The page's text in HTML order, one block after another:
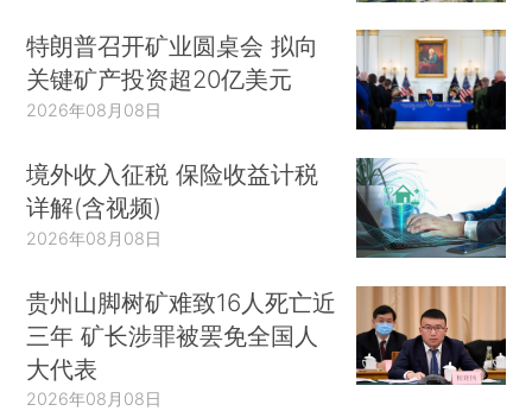
特朗普召开矿业圆桌会 拟向
关键矿产投资超20亿美元
2026年08月08日
境外收入征税 保险收益计税
详解(含视频)
2026年08月08日
贵州山脚树矿难致16人死亡近
三年 矿长涉罪被罢免全国人
大代表
2026年08月08日